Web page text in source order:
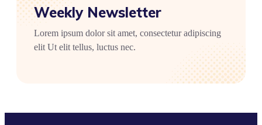
Weekly Newsletter
Lorem ipsum dolor sit amet, consectetur adipiscing
elit Ut elit tellus, luctus nec.